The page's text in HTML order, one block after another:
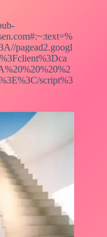
pagead2.googl
script%3